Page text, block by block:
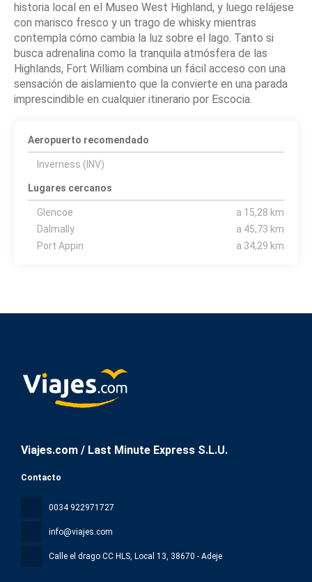
historia local en el Museo West Highland, y luego relájese
con marisco fresco y un trago de whisky mientras
contempla cómo cambia la luz sobre el lago. Tanto si
busca adrenalina como la tranquila atmósfera de las
Highlands, Fort William combina un fácil acceso con una
sensación de aislamiento que la convierte en una parada
imprescindible en cualquier itinerario por Escocia.
Aeropuerto recomendado
Inverness (INV)
Lugares cercanos
Glencoe
a 15,28 km
Dalmally
a 45,73 km
Port Appin
a 34,29 km
Viajes.com / Last Minute Express S.L.U.
Contacto
0034 922971727
info@viajes.com
Calle el drago CC HLS, Local 13, 38670 - Adeje